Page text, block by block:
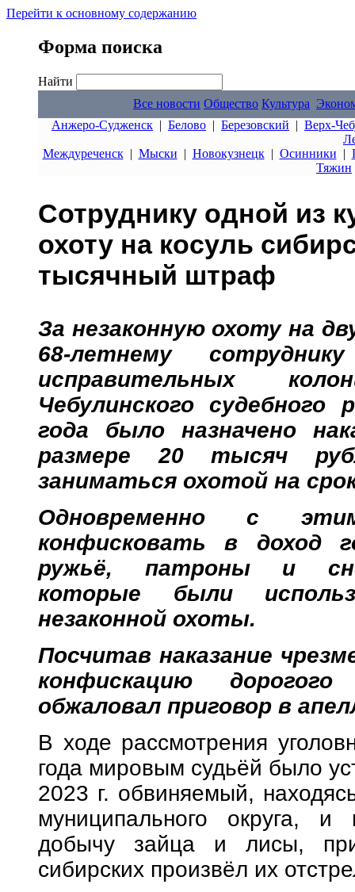
Перейти к основному содержанию
Форма поиска
Найти
Все новости Общество Культура
Анжеро-Судженск | Белово | Березовский | Верх-
Междуреченск| Мыски | Новокузнецк| Осинники |
Тяжин
Сотруднику одной из
охоту на косуль
тысячный штраф
За незаконную охоту на
68-летнему
исправительных
Чебулинского
года было назначено
размере 20 тысяч
заниматься охотой на
Одновременно с
конфисковать в доход
ружьё, патроны и
которые были
незаконной охоты.
Посчитав наказание
конфискацию дорогого
обжаловал приговор в
В ходе рассмотрения
года мировым судьёй было
2023 г. обвиняемый,
муниципального округа,
добычу зайца и лисы,
сибирских произвёл их